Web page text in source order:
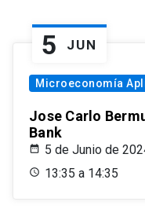
5 JUN
Microeconomía
Jose Carlo
Bank
5 de Junio de
13:35 a 14:35